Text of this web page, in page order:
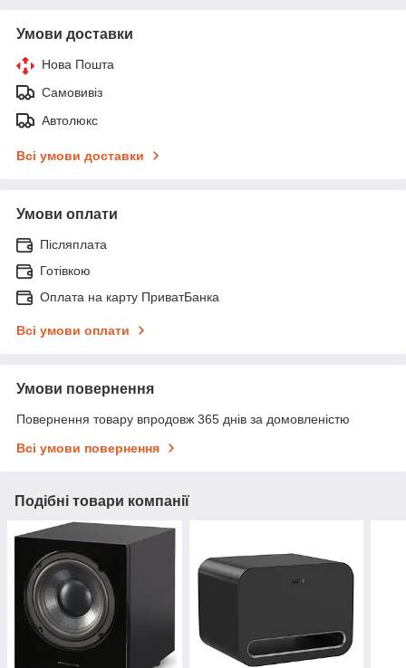
Умови доставки
Нова Пошта
Самовивіз
Автолюкс
Всі умови доставки
Умови оплати
Післяплата
Готівкою
Оплата на карту ПриватБанка
Всі умови оплати
Умови повернення
Повернення товару впродовж 365 днів за домовленістю
Всі умови повернення
Подібні товари компанії